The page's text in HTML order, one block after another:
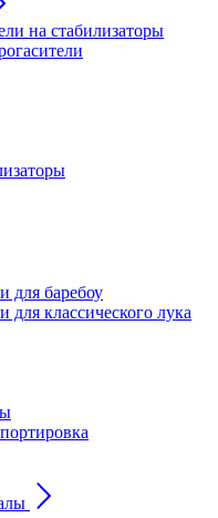
на стабилизаторы
для баребоу
для классического лука